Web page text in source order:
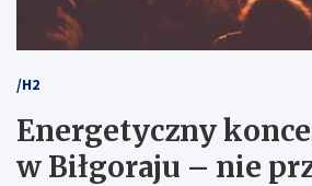
/H2
Energetyczny
w Biłgoraju – nie